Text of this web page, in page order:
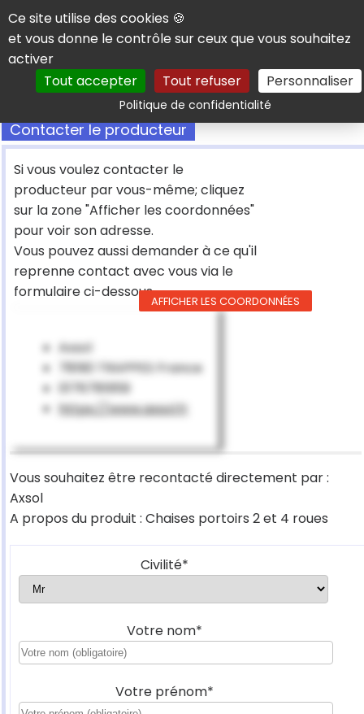
Panneau de gestion des cookies
Ce site utilise des cookies 🍪
et vous donne le contrôle sur ceux que vous souhaitez
activer
Tout accepter
Tout refuser Personnaliser
Politique de confidentialitéRechercher
Contacter le producteur
Si vous voulez contacter le
producteur par vous-même; cliquez
sur la zone "Afficher les coordonnées"
pour voir son adresse.
Vous pouvez aussi demander à ce qu'il
reprenne contact avec vous via le
formulaire ci-dessous
Axsol
78190 TRAPPES France
0176781959
https://www.axsol.fr
AFFICHER LES COORDONNÉES
Vous souhaitez être recontacté directement par :
Axsol
A propos du produit : Chaises portoirs 2 et 4 roues
Civilité*
Votre nom*
Votre prénom*